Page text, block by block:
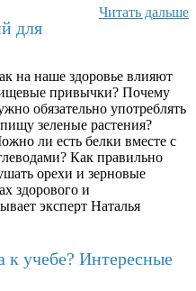
Читать дальше
для
на наше здоровье влияют
привычки? Почему
обязательно употреблять
зеленые растения?
ли есть белки вместе с
Как правильно
орехи и зерновые
здорового и
эксперт Наталья
к учебе? Интересные